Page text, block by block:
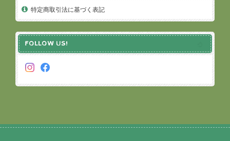
特定商取引法に基づく表記
FOLLOW US!